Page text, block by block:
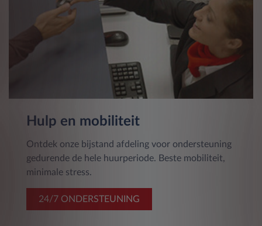
Hulp en mobiliteit
Ontdek onze bijstand afdeling voor ondersteuning
gedurende de hele huurperiode. Beste mobiliteit,
minimale stress.
24/7 ONDERSTEUNING